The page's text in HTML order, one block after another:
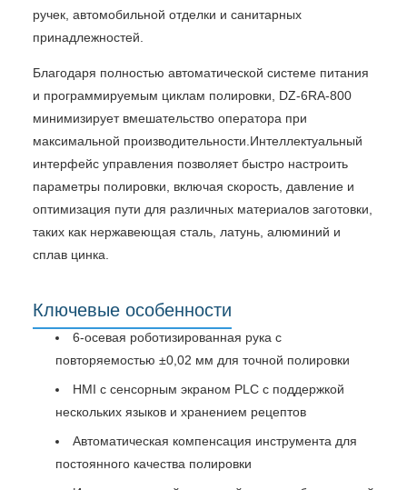
ручек, автомобильной отделки и санитарных
принадлежностей.
Благодаря полностью автоматической системе питания
и программируемым циклам полировки, DZ-6RA-800
минимизирует вмешательство оператора при
максимальной производительности.Интеллектуальный
интерфейс управления позволяет быстро настроить
параметры полировки, включая скорость, давление и
оптимизация пути для различных материалов заготовки,
таких как нержавеющая сталь, латунь, алюминий и
сплав цинка.
Ключевые особенности
6-осевая роботизированная рука с
повторяемостью ±0,02 мм для точной полировки
HMI с сенсорным экраном PLC с поддержкой
нескольких языков и хранением рецептов
Автоматическая компенсация инструмента для
постоянного качества полировки